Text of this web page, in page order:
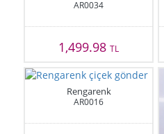
AR0034
1,499.98TL
Rengarenk
AR0016